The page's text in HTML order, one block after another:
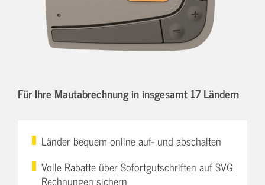
Für Ihre Mautabrechnung in insgesamt 17 Ländern
Länder bequem online auf- und abschalten
Volle Rabatte über Sofortgutschriften auf SVG
Rechnungen sichern